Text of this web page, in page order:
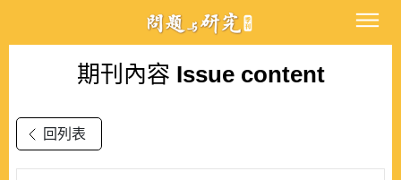
期刊內容 Issue content
回列表